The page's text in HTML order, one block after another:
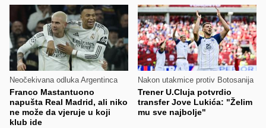
Neočekivana odluka Argentinca
Franco Mastantuono
napušta Real Madrid, ali niko
ne može da vjeruje u koji
klub ide
Nakon utakmice protiv Botosanija
Trener U.Cluja potvrdio
transfer Jove Lukića: "Želim
mu sve najbolje"